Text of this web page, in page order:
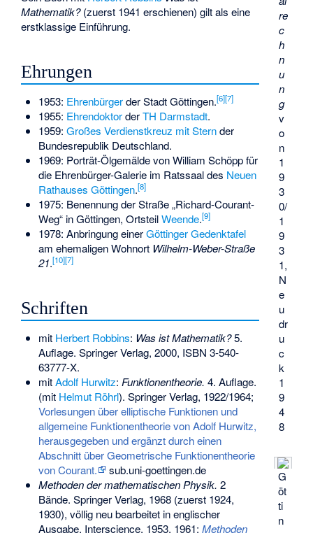
re
c
h
n
u
n
g
v
o
n
1
9
3
0/
1
9
3
1,
N
e
u
dr
u
c
k
1
9
4
8
Mathematik?(zuerst 1941 erschienen) gilt als eine
erstklassige Einführung.
Ehrungen
G
öt
ti
n
1953: Ehrenbürgerder Stadt Göttingen.[6][7]
1955: EhrendoktorderTH Darmstadt.
1959: Großes Verdienstkreuz mit Sternder
Bundesrepublik Deutschland.
1969: Porträt-Ölgemälde von William Schöpp für
die Ehrenbürger-Galerie im Ratssaal des Neuen
Rathauses Göttingen.[8]
1975: Benennung der Straße „Richard-Courant-
Weg“ in Göttingen, OrtsteilWeende.[9]
1978: Anbringung einerGöttinger Gedenktafel
am ehemaligen Wohnort Wilhelm-Weber-Straße
21.[10][7]
Schriften
mit Herbert Robbins: Was ist Mathematik?5.
Auflage. Springer Verlag, 2000, ISBN 3-540-
63777-X.
mitAdolf Hurwitz: Funktionentheorie. 4. Auflage.
(mit Helmut Röhrl). Springer Verlag, 1922/1964;
Vorlesungen über elliptische Funktionen und
allgemeine Funktionentheorie von Adolf Hurwitz,
herausgegeben und ergänzt durch einen
Abschnitt über Geometrische Funktionentheorie
von Courant.
sub.uni-goettingen.de
Methoden der mathematischen Physik. 2
Bände. Springer Verlag, 1968 (zuerst 1924,
1930), völlig neu bearbeitet in englischer
Ausgabe, Interscience, 1953, 1961; Methoden